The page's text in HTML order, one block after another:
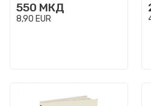
550 МКД
8,90 EUR